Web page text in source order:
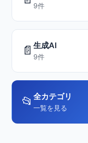
9件
📄 生成AI
9件
📂 全カテゴリ
一覧を見る